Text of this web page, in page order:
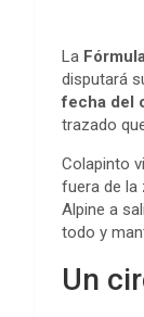
La
disputará
fecha del
trazado
Colapinto
fuera de la
Alpine a
todo y
Un